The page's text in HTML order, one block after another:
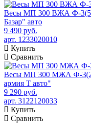
Весы МП 300 ВЖА Ф-
Базар" авто
9 490 руб.
арт. 1233020010
Купить
Сравнить
Весы МП 300 МЖА Ф-
армия Т авто"
9 290 руб.
арт. 3122120033
Купить
Сравнить